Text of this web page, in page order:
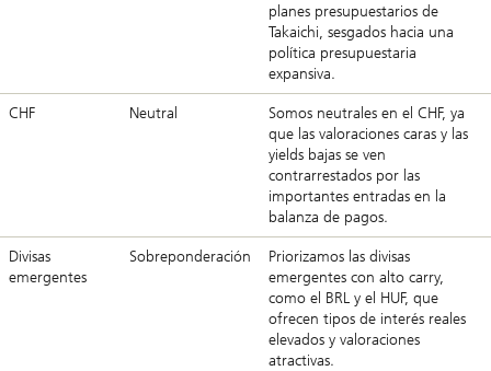
planes presupuestarios de
Takaichi, sesgados hacia una
política presupuestaria
expansiva.
CHF Neutral
Somos neutrales en el CHF, ya
que las valoraciones caras y las
yields bajas se ven
contrarrestados por las
importantes entradas en la
balanza de pagos.
Divisas
emergentes
Sobreponderación
Priorizamos las divisas
emergentes con alto carry,
como el BRL y el HUF, que
ofrecen tipos de interés reales
elevados y valoraciones
atractivas.